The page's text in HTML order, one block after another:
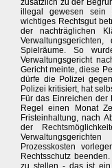
zusätzlich zu der
illegal gewesen sein
wichtiges Rechtsgut
der nachträglichen
Spielräume. So
Verwaltungsgericht
Gericht meinte, diese
dürfe die Polizei
Polizei kritisiert, hat
Für das Einreichen der
Regel einen Monat
Fristeinhaltung, nach
der
Prozesskosten
Rechtsschutz